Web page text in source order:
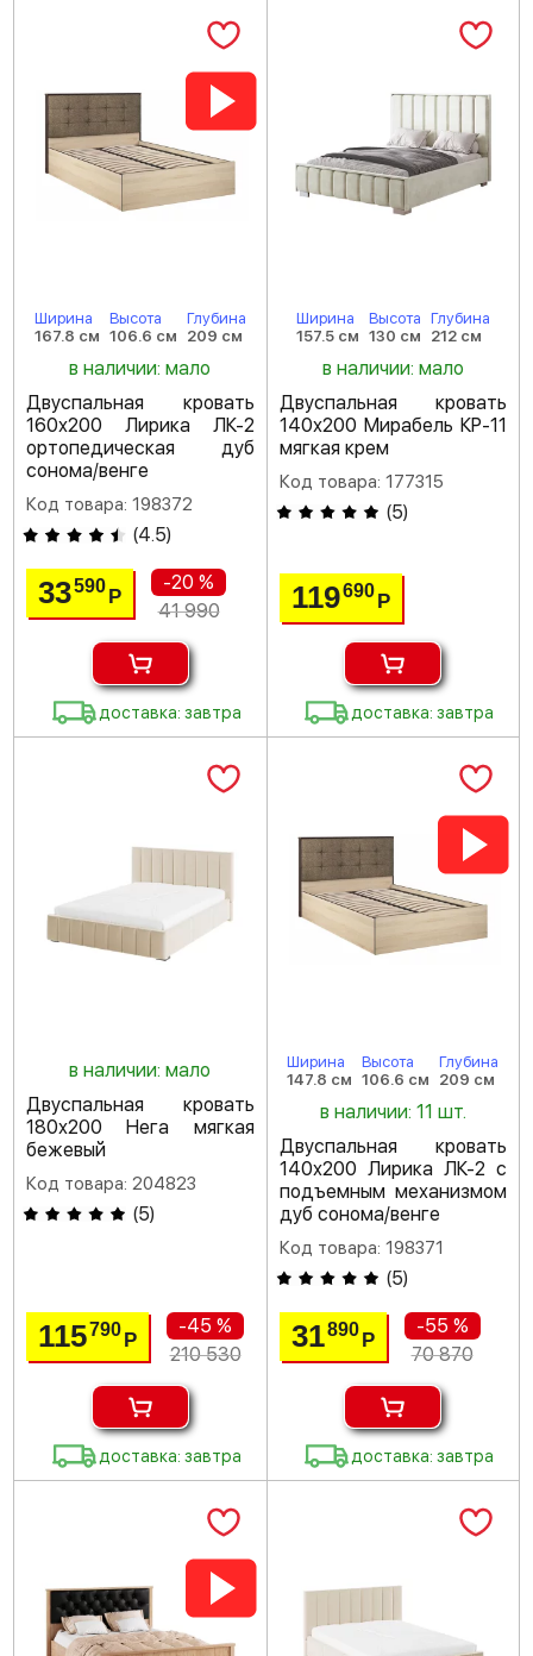
Ширина
167.8 см
Высота
106.6 см
Глубина
209 см
в наличии: мало
Двуспальная кровать
160х200 Лирика ЛК-2
ортопедическая дуб
сонома/венге
Код товара: 198372
(4.5)
33590Р
-20 %
41 990
доставка: завтра
Ширина
157.5 см
Высота
130 см
Глубина
212 см
в наличии: мало
Двуспальная кровать
140х200 Мирабель КР-11
мягкая крем
Код товара: 177315
(5)
119690 Р
доставка: завтра
в наличии: мало
Двуспальная кровать
180х200 Нега мягкая
бежевый
Код товара: 204823
(5)
115790Р
-45 %
210 530
доставка: завтра
Ширина
147.8 см
Высота
106.6 см
Глубина
209 см
в наличии: 11 шт.
Двуспальная кровать
140х200 Лирика ЛК-2 с
подъемным механизмом
дуб сонома/венге
Код товара: 198371
(5)
31890 Р
-55 %
70 870
доставка: завтра